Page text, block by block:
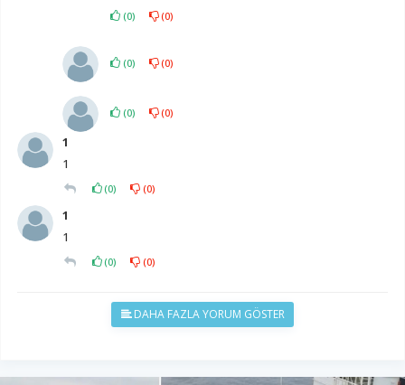
(0) (0)
(0) (0)
(0) (0)
1
1
(0) (0)
1
1
(0) (0)
DAHA FAZLA YORUM GÖSTER